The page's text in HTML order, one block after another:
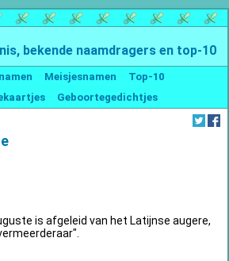
bekende naamdragers en top-10
Meisjesnamen
Top-10
Geboortegedichtjes
is afgeleid van het Latijnse augere,